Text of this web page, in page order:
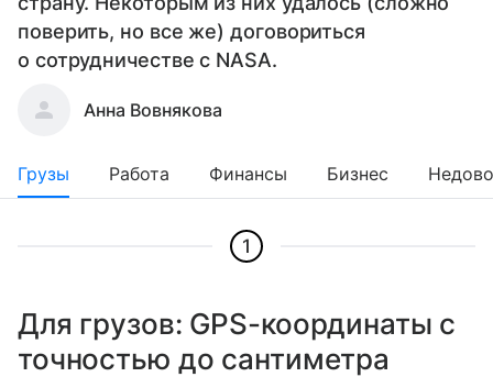
поверить, но все же) договориться
о сотрудничестве с NASA.
Анна Вовнякова
Грузы Работа Финансы Бизнес
1
Для грузов: GPS-координаты с
точностью до сантиметра